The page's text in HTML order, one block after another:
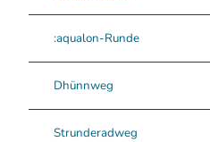
:aqualon-Runde
Dhünnweg
Strunderadweg